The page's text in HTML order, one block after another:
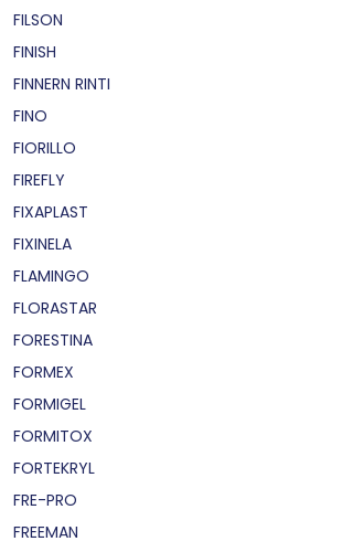
FILSON
FINISH
FINNERN RINTI
FINO
FIORILLO
FIREFLY
FIXAPLAST
FIXINELA
FLAMINGO
FLORASTAR
FORESTINA
FORMEX
FORMIGEL
FORMITOX
FORTEKRYL
FRE-PRO
FREEMAN